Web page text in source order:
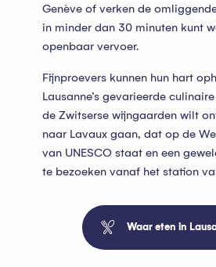
Genève of verken de
in minder dan 30 minuten kunt
openbaar vervoer.
Fijnproevers kunnen hun hart
Lausanne’s gevarieerde
de Zwitserse wijngaarden wilt
naar Lavaux gaan, dat op de
van UNESCO staat en een
te bezoeken vanaf het station
Waar eten in